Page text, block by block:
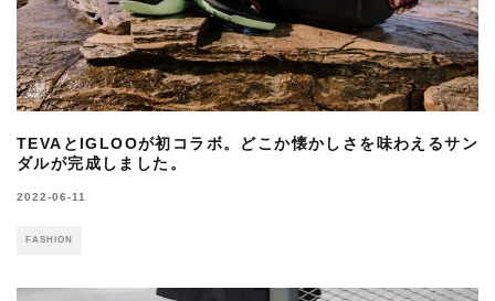
TEVAとIGLOOが初コラボ。どこか懐かしさを味わえるサン
ダルが完成しました。
2022-06-11
FASHION